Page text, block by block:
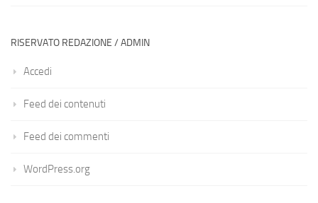
RISERVATO REDAZIONE / ADMIN
Accedi
Feed dei contenuti
Feed dei commenti
WordPress.org